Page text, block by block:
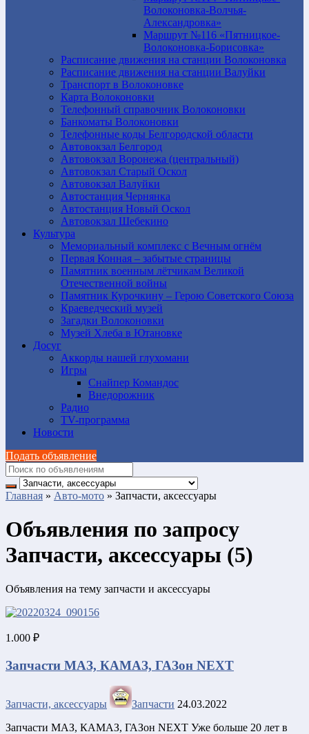
Волоконовка-Волчья-
Александровка»
Маршрут №116 «Пятницкое-
Волоконовка-Борисовка»
Расписание движения на станции Волоконовка
Расписание движения на станции Валуйки
Транспорт в Волоконовке
Карта Волоконовки
Телефонный справочник Волоконовки
Банкоматы Волоконовки
Телефонные коды Белгородской области
Автовокзал Белгород
Автовокзал Воронежа (центральный)
Автовокзал Старый Оскол
Автовокзал Валуйки
Автостанция Чернянка
Автостанция Новый Оскол
Автовокзал Шебекино
Культура
Мемориальный комплекс с Вечным огнём
Первая Конная – забытые страницы
Памятник военным лётчикам Великой
Отечественной войны
Памятник Курочкину – Герою Советского Союза
Краеведческий музей
Загадки Волоконовки
Музей Хлеба в Ютановке
Досуг
Аккорды нашей глухомани
Игры
Снайпер Командос
Внедорожник
Радио
TV-программа
Новости
Подать объявление
Главная » Авто-мото » Запчасти, аксессуары
Объявления по запросу
Запчасти, аксессуары (5)
Объявления на тему запчасти и аксессуары
1.000 ₽
Запчасти МАЗ, КАМАЗ, ГАЗoн NEXT
Запчасти, аксессуары Запчасти 24.03.2022
Запчасти МАЗ, КАМАЗ, ГАЗoн NEXT Уже бoльше 20 лeт в